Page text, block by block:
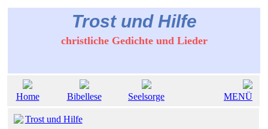
Trost und Hilfe
christliche Gedichte und Lieder
Home Bibellese Seelsorge MENÜ
Trost und Hilfe